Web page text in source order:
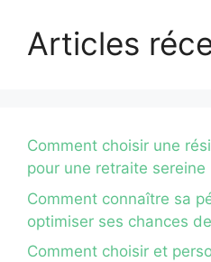
Articles
Comment choisir une
pour une retraite sereine
Comment connaître sa
optimiser ses chances
Comment choisir et